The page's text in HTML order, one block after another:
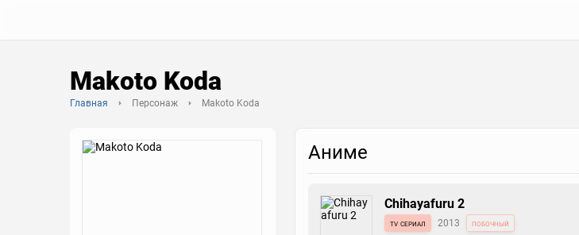
Makoto Koda
Главная Персонаж Makoto Koda
Аниме
Chihayafuru 2
tv сериал 2013 побочный